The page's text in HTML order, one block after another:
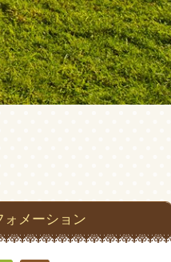
ォメーション